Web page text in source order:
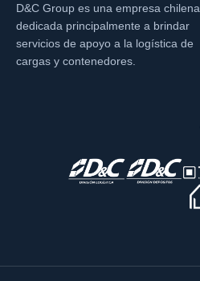
D&C Group es una empresa chilena
dedicada principalmente a brindar
servicios de apoyo a la logística de
cargas y contenedores.